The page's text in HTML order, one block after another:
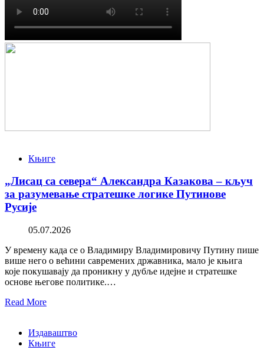
Књиге
„Лисац са севера“ Александра Казакова – кључ
за разумевање стратешке логике Путинове
Русије
05.07.2026
У времену када се о Владимиру Владимировичу Путину пише
више него о већини савремених државника, мало је књига
које покушавају да проникну у дубље идејне и стратешке
основе његове политике.…
Read More
Издаваштво
Књиге